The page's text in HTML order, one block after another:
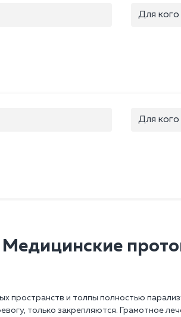
Для
Для
Медицинские
пространств и толпы полностью
только закрепляются. Грамотное